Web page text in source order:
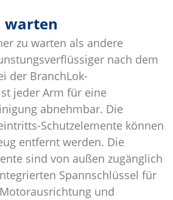
warten
zu warten als andere
nach dem
der BranchLok-
jeder Arm für eine
abnehmbar. Die
Schutzelemente können
entfernt werden. Die
sind von außen zugänglich
Spannschlüssel für
und